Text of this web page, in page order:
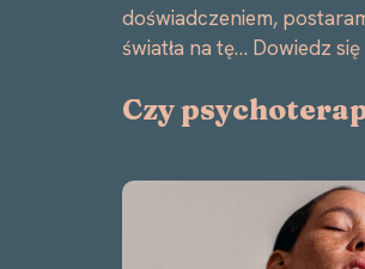
doświadczeniem,
światła na tę… Dowiedz
Czy